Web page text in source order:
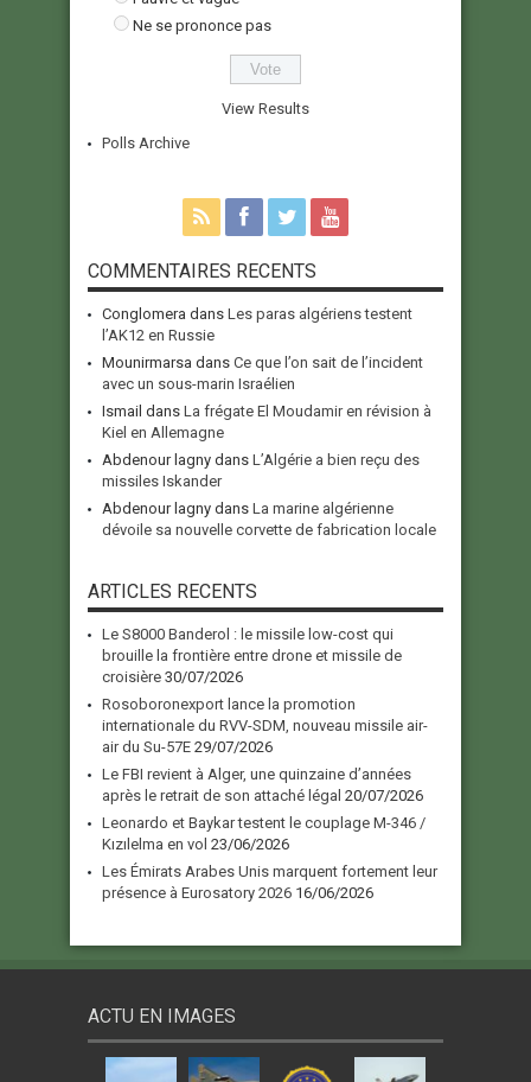
Ne se prononce pas
View Results
Polls Archive
COMMENTAIRES RECENTS
Conglomera dans Les paras algériens testent
l’AK12 en Russie
Mounirmarsa dans Ce que l’on sait de l’incident
avec un sous-marin Israélien
Ismail dans La frégate El Moudamir en révision à
Kiel en Allemagne
Abdenour lagny dans L’Algérie a bien reçu des
missiles Iskander
Abdenour lagny dans La marine algérienne
dévoile sa nouvelle corvette de fabrication locale
ARTICLES RECENTS
Le S8000 Banderol : le missile low-cost qui
brouille la frontière entre drone et missile de
croisière 30/07/2026
Rosoboronexport lance la promotion
internationale du RVV-SDM, nouveau missile air-
air du Su-57E 29/07/2026
Le FBI revient à Alger, une quinzaine d’années
après le retrait de son attaché légal 20/07/2026
Leonardo et Baykar testent le couplage M-346 /
Kızılelma en vol 23/06/2026
Les Émirats Arabes Unis marquent fortement leur
présence à Eurosatory 2026 16/06/2026
ACTU EN IMAGES